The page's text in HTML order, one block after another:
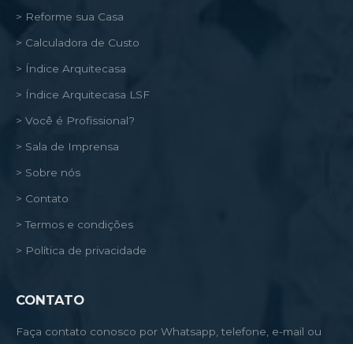
> Reforme sua Casa
> Calculadora de Custo
> Índice Arquitecasa
> Índice Arquitecasa LSF
> Você é Profissional?
> Sala de Imprensa
> Sobre nós
> Contato
> Termos e condições
> Política de privacidade
CONTATO
Faça contato conosco por Whatsapp, telefone, e-mail ou